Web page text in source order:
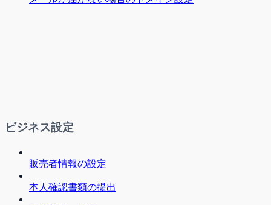
ビジネス設定
販売者情報の設定
本人確認書類の提出